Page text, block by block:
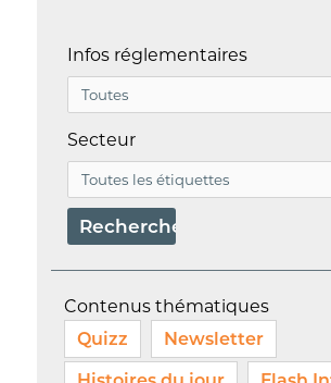
Infos réglementaires
Secteur
Contenus thématiques
Quizz
Newsletter